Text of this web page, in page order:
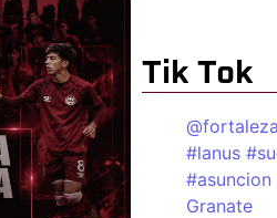
Tik Tok
#lanus
#asuncion
Granate